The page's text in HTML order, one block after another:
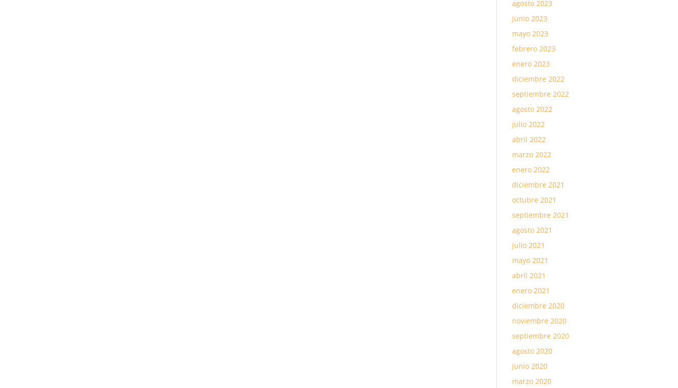
agosto 2023
junio 2023
mayo 2023
febrero 2023
enero 2023
diciembre 2022
septiembre 2022
agosto 2022
julio 2022
abril 2022
marzo 2022
enero 2022
diciembre 2021
octubre 2021
septiembre 2021
agosto 2021
julio 2021
mayo 2021
abril 2021
enero 2021
diciembre 2020
noviembre 2020
septiembre 2020
agosto 2020
junio 2020
marzo 2020